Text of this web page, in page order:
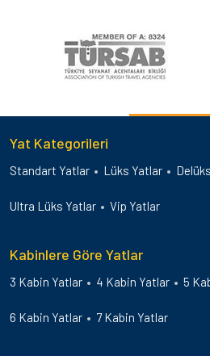
Yat Kategorileri
Standart Yatlar Lüks Yatlar
Ultra Lüks Yatlar Vip Yatlar
Kabinlere Göre Yatlar
3 Kabin Yatlar 4 Kabin Yatlar 5
6 Kabin Yatlar 7 Kabin Yatlar